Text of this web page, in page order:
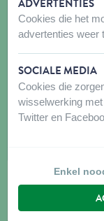
ADVERTENTIES
Cookies die het
advertenties weer
SOCIALE MEDIA
Cookies die
wisselwerking
Twitter en
Enkel